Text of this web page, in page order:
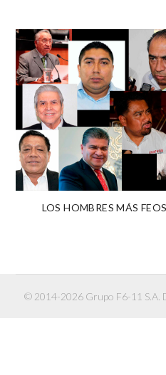
LOS HOMBRES MÁS
© 2014-2026 Grupo F6-11 S.A.